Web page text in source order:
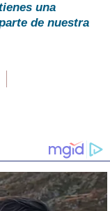
una
de nuestra